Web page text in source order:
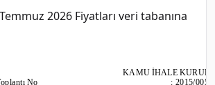
2026 Fiyatları veri tabanına
KAMU İHALE
No :2015/005